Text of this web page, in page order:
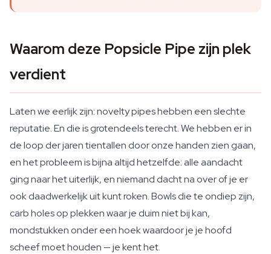
Waarom deze Popsicle Pipe zijn plek
verdient
Laten we eerlijk zijn: novelty pipes hebben een slechte
reputatie. En die is grotendeels terecht. We hebben er in
de loop der jaren tientallen door onze handen zien gaan,
en het probleem is bijna altijd hetzelfde: alle aandacht
ging naar het uiterlijk, en niemand dacht na over of je er
ook daadwerkelijk uit kunt roken. Bowls die te ondiep zijn,
carb holes op plekken waar je duim niet bij kan,
mondstukken onder een hoek waardoor je je hoofd
scheef moet houden — je kent het.